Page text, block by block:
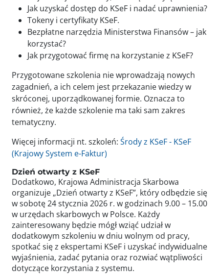
Jak uzyskać dostęp do KSeF i nadać uprawnienia?
Tokeny i certyfikaty KSeF.
Bezpłatne narzędzia Ministerstwa Finansów – jak
korzystać?
Jak przygotować firmę na korzystanie z KSeF?
Przygotowane szkolenia nie wprowadzają nowych
zagadnień, a ich celem jest przekazanie wiedzy w
skróconej, uporządkowanej formie. Oznacza to
również, że każde szkolenie ma taki sam zakres
tematyczny.
Więcej informacji nt. szkoleń: Środy z KSeF - KSeF
(Krajowy System e-Faktur)
Dzień otwarty z KSeF
Dodatkowo, Krajowa Administracja Skarbowa
organizuje „Dzień otwarty z KSeF”, który odbędzie się
w sobotę 24 stycznia 2026 r. w godzinach 9.00 – 15.00
w urzędach skarbowych w Polsce. Każdy
zainteresowany będzie mógł wziąć udział w
dodatkowym szkoleniu w dniu wolnym od pracy,
spotkać się z ekspertami KSeF i uzyskać indywidualne
wyjaśnienia, zadać pytania oraz rozwiać wątpliwości
dotyczące korzystania z systemu.